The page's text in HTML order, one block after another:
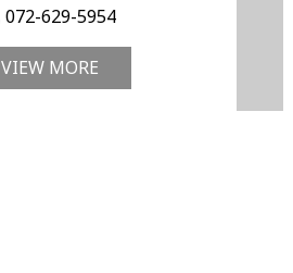
072-629-5954
VIEW MORE